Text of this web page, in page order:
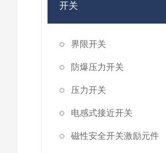
开关
界限开关
防爆压力开关
压力开关
电感式接近开关
磁性安全开关激励元件